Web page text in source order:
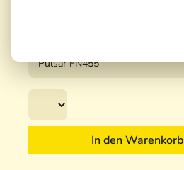
In den Warenkorb